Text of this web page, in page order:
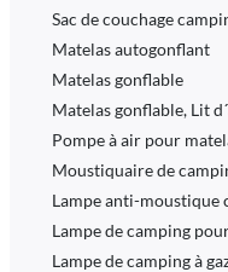
Sac de couchage
Matelas autogonflant
Matelas gonflable
Matelas gonflable, Lit
Pompe à air pour
Moustiquaire de
Lampe anti-moustique
Lampe de camping
Lampe de camping à